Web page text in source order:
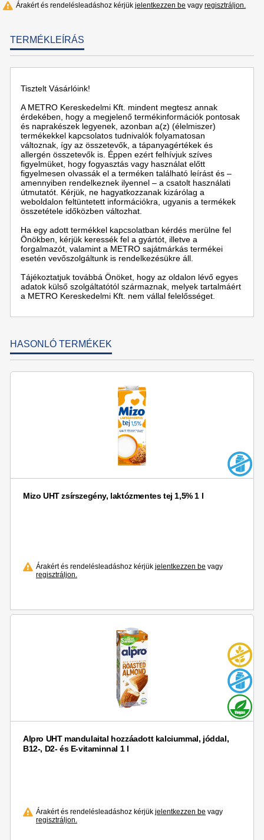
Árakért és rendelésleadáshoz kérjük jelentkezzen be vagy regisztráljon.
TERMÉKLEÍRÁS
Tisztelt Vásárlóink!
A METRO Kereskedelmi Kft. mindent megtesz annak
érdekében, hogy a megjelenő termékinformációk pontosak
és naprakészek legyenek, azonban a(z) (élelmiszer)
termékekkel kapcsolatos tudnivalók folyamatosan
változnak, így az összetevők, a tápanyagértékek és
allergén összetevők is. Éppen ezért felhívjuk szíves
figyelmüket, hogy fogyasztás vagy használat előtt
figyelmesen olvassák el a terméken található leírást és –
amennyiben rendelkeznek ilyennel – a csatolt használati
útmutatót. Kérjük, ne hagyatkozzanak kizárólag a
weboldalon feltüntetett információkra, ugyanis a termékek
összetétele időközben változhat.
Ha egy adott termékkel kapcsolatban kérdés merülne fel
Önökben, kérjük keressék fel a gyártót, illetve a
forgalmazót, valamint a METRO sajátmárkás termékei
esetén vevőszolgáltunk is rendelkezésükre áll.
Tájékoztatjuk továbbá Önöket, hogy az oldalon lévő egyes
adatok külső szolgáltatótól származnak, melyek tartalmáért
a METRO Kereskedelmi Kft. nem vállal felelősséget.
HASONLÓ TERMÉKEK
Mizo UHT zsírszegény, laktózmentes tej 1,5% 1 l
Árakért és rendelésleadáshoz kérjük jelentkezzen be vagy
regisztráljon.
Alpro UHT mandulaital hozzáadott kalciummal, jóddal,
B12-, D2- és E-vitaminnal 1 l
Árakért és rendelésleadáshoz kérjük jelentkezzen be vagy
regisztráljon.